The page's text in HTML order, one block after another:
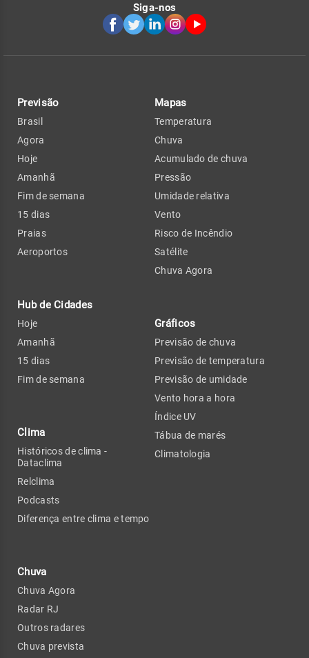
Siga-nos
Previsão
Brasil
Agora
Hoje
Amanhã
Fim de semana
15 dias
Praias
Aeroportos
Hub de Cidades
Hoje
Amanhã
15 dias
Fim de semana
Clima
Históricos de clima -
Dataclima
Relclima
Podcasts
Diferença entre clima e tempo
Chuva
Chuva Agora
Radar RJ
Outros radares
Chuva prevista
Mapas
Temperatura
Chuva
Acumulado de chuva
Pressão
Umidade relativa
Vento
Risco de Incêndio
Satélite
Chuva Agora
Gráficos
Previsão de chuva
Previsão de temperatura
Previsão de umidade
Vento hora a hora
Índice UV
Tábua de marés
Climatologia